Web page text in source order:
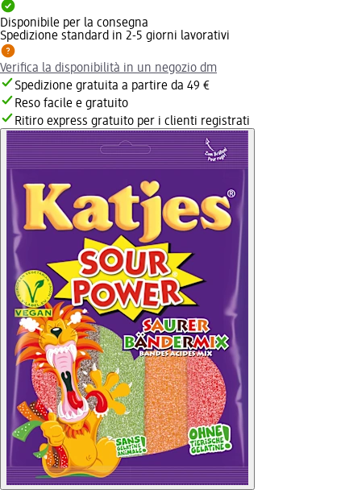
Disponibile per la consegna
Spedizione standard in 2-5 giorni lavorativi
Verifica la disponibilità in un negozio dm
Spedizione gratuita a partire da 49 €
Reso facile e gratuito
Ritiro express gratuito per i clienti registrati